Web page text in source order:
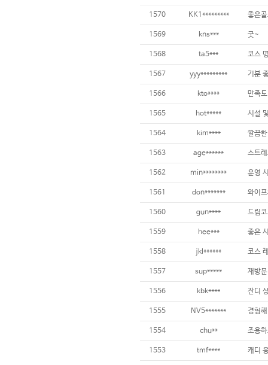
1570 KK1*********
1569 kns*** 굿~
1568 ta5***
1567 yyy********* 기분
1566 kto**** 만족
1565 hot*****
1564 kim****
1563 age****** 스트
1562 min********
1561 don*******
1560 gun****
1559 hee*** 좋은
1558 jkl******
1557 sup***** 재방
1556 kbk****
1555 NV5*******
1554 chu**
1553 tmf****